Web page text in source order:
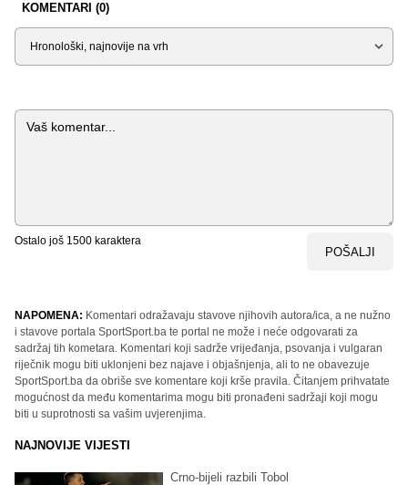
KOMENTARI (0)
Sortiraj
Komentar
Ostalo još 1500 karaktera
POŠALJI
NAPOMENA: Komentari odražavaju stavove njihovih autora/ica, a ne nužno
i stavove portala SportSport.ba te portal ne može i neće odgovarati za
sadržaj tih kometara. Komentari koji sadrže vrijeđanja, psovanja i vulgaran
riječnik mogu biti uklonjeni bez najave i objašnjenja, ali to ne obavezuje
SportSport.ba da obriše sve komentare koji krše pravila. Čitanjem prihvatate
mogućnost da među komentarima mogu biti pronađeni sadržaji koji mogu
biti u suprotnosti sa vašim uvjerenjima.
NAJNOVIJE VIJESTI
Crno-bijeli razbili Tobol